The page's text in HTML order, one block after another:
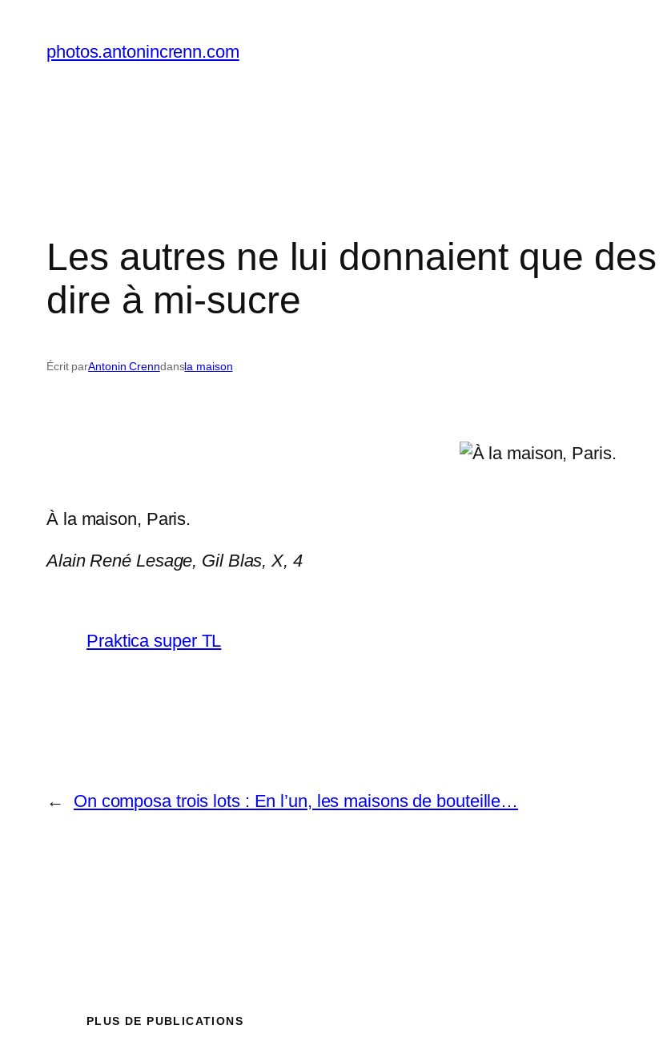
contenu
photos.antonincrenn.com
Les autres ne lui donnaient que
dire à mi-sucre
Écrit parAntonin Crenndansla maison
À la maison, Paris.
Alain René Lesage, Gil Blas, X, 4
Praktica super TL
← On composa trois lots : En l’un, les maisons de bouteille…
PLUS DE PUBLICATIONS